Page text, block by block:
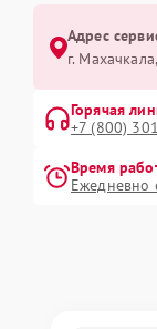
Адрес
г.
Горячая
+7 (800)
Время
Ежедневно